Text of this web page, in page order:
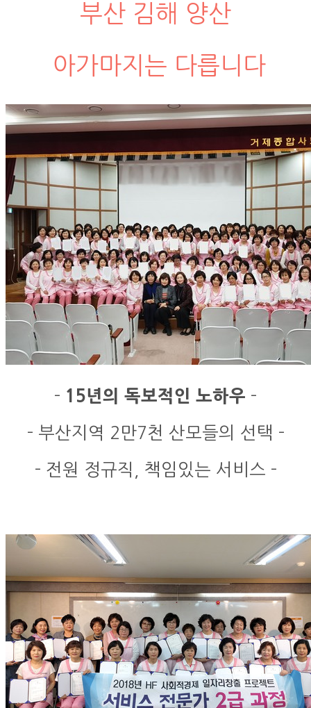
부산 김해 양산
아가마지는 다릅니다
- 15년의 독보적인 노하우 -
- 부산지역 2만7천 산모들의 선택 -
- 전원 정규직, 책임있는 서비스 -